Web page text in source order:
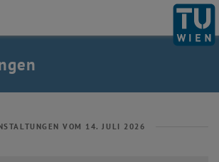
Aktuelles auflistenVOM 14. JULI 2026